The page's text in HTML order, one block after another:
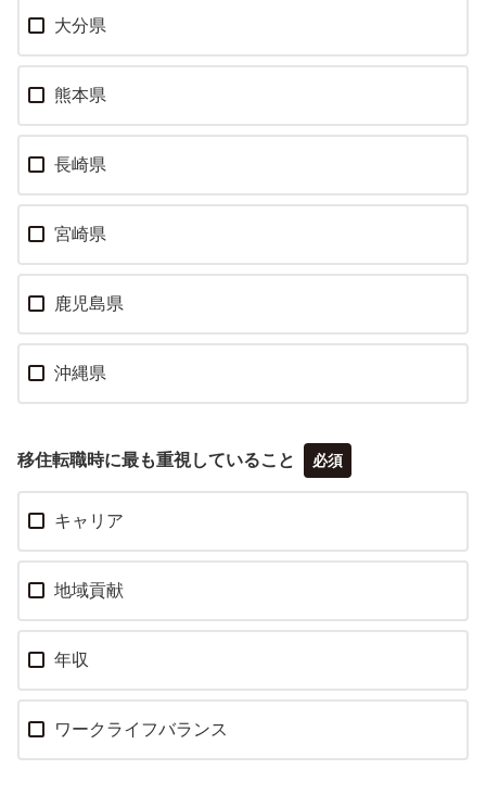
大分県
熊本県
長崎県
宮崎県
鹿児島県
沖縄県
移住転職時に最も重視していること 必須
キャリア
地域貢献
年収
ワークライフバランス